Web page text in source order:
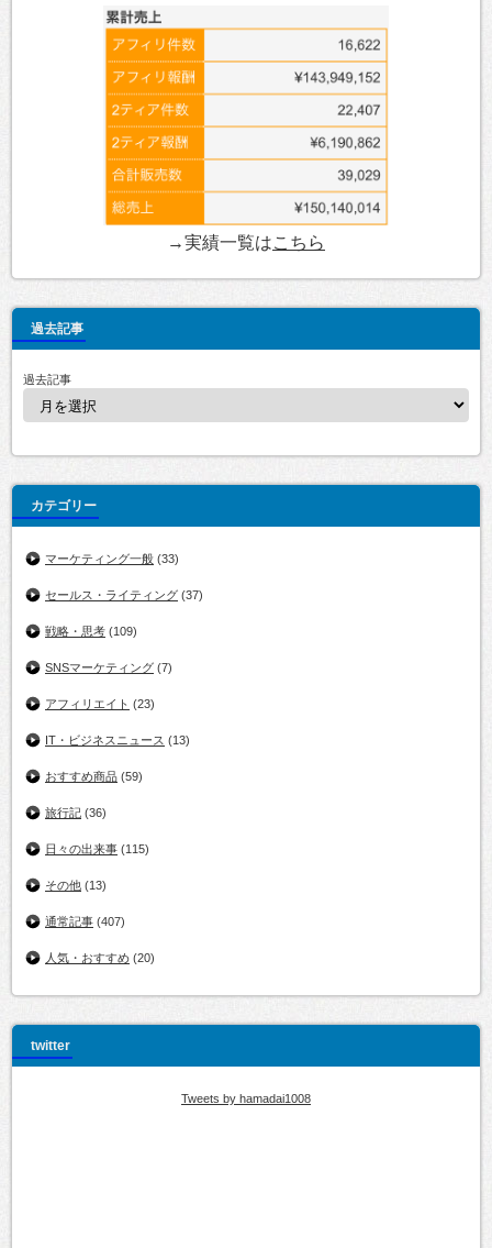
→実績一覧はこちら
過去記事
過去記事
カテゴリー
マーケティング一般 (33)
セールス・ライティング (37)
戦略・思考 (109)
SNSマーケティング (7)
アフィリエイト (23)
IT・ビジネスニュース (13)
おすすめ商品 (59)
旅行記 (36)
日々の出来事 (115)
その他 (13)
通常記事 (407)
人気・おすすめ (20)
twitter
Tweets by hamadai1008